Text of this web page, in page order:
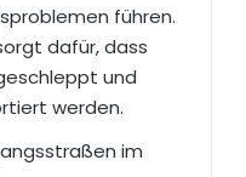
führen.
dafür, dass
und
werden.
im